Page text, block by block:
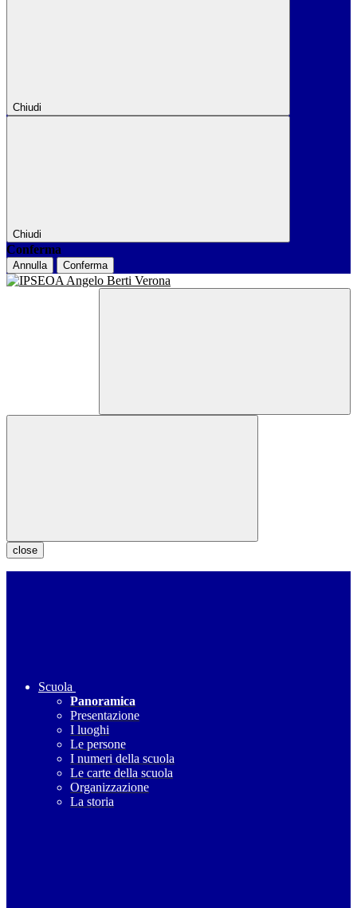
Chiudi
Chiudi
Conferma
Annulla Conferma
close
Scuola
Panoramica
Presentazione
I luoghi
Le persone
I numeri della scuola
Le carte della scuola
Organizzazione
La storia